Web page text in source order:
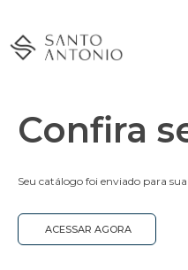
Confira
Seu catálogo foi enviado para
ACESSAR AGORA